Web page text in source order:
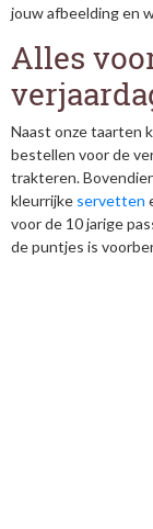
jouw afbeelding en
Alles
Naast onze taarten
bestellen voor de
trakteren.
kleurrijke servetten
voor de 10 jarige
de puntjes is